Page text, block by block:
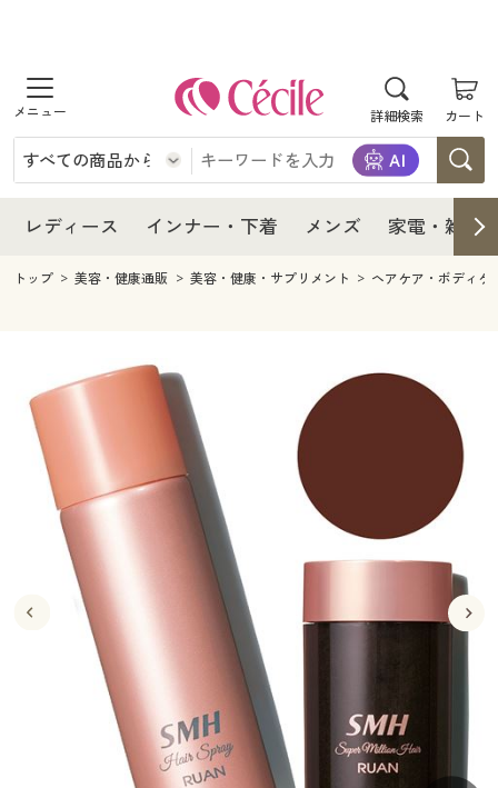
詳細検索 カート
商品を探す
レディース
レディースファッション
インナー・下着
インナー・下着通販すべて
メンズ下着
ジュニア・ティーンズ下着
メンズ
メンズファッション
メンズ下着
家電・雑貨すべて
家電
キッチン・雑貨・日用品
寝具・インテリア・家具
寝具・インテリア・家具通販すべて
家具・収納
寝具・ベッド
カーテン・ラグ・ファブリック
美容・健康
美容・健康通販すべて
美容・健康・サプリメント
制服・スクール
制服・スクールすべて
制服・学生服
ジュニア・ティーンズ下着
大きいサイズ
大きいサイズ通販すべて
大きいサイズ レディース服
大きいサイズ レディース下着
バーゲン
バーゲンセール
シークレットセール
商品カテゴリ一覧
レディース インナー・下着 メンズ 家電・雑貨
レディース
レディース通販すべて
レディースファッション
インナー・下着
インナー・下着通販すべて
ジュニア・ティーンズ下着
メンズ
メンズ下着
家電
キッチン・雑貨・日用品
寝具・インテリア・家具通販すべて
家具・収納
寝具・ベッド
カーテン・ラグ・ファブリック
美容・健康
美容・健康通販すべて
美容・健康・サプリメント
制服・スクール
制服・スクールすべて
制服・学生服
ジュニア・ティーンズ下着
大きいサイズ
大きいサイズ通販すべて
大きいサイズ レディース服
大きいサイズ レディース下着
大きいサイズ メンズ
バーゲン
バーゲンセール
シークレットセール
詳細検索
商品カテゴリ一覧
トップ 美容・健康通販 美容・健康・サプリメント ヘアケア・ボディケ